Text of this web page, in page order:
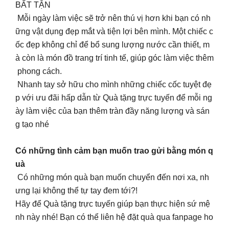
BẤT TẬN
Mỗi ngày làm việc sẽ trở nên thú vị hơn khi bạn có nh
ững vật dụng đẹp mắt và tiện lợi bên mình. Một chiếc c
ốc đẹp không chỉ để bổ sung lượng nước cần thiết, m
à còn là món đồ trang trí tinh tế, giúp góc làm việc thêm
phong cách.
Nhanh tay sở hữu cho mình những chiếc cốc tuyệt đẹ
p với ưu đãi hấp dẫn từ Quà tặng trực tuyến để mỗi ng
ày làm việc của bạn thêm tràn đầy năng lượng và sán
g tạo nhé
Có những tình cảm bạn muốn trao gửi bằng món q
uà
Có những món quà bạn muốn chuyển đến nơi xa, nh
ưng lại không thể tự tay đem tới?!
Hãy để Quà tặng trực tuyến giúp bạn thực hiện sứ mệ
nh này nhé! Bạn có thể liên hệ đặt quà qua fanpage ho